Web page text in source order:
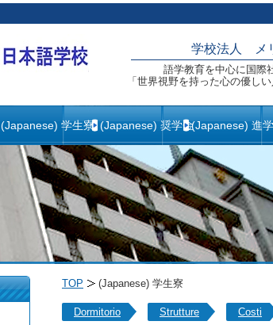
学校法人 メ
語学教育を中心に国際
「世界視野を持った心の優し
(Japanese) 学生寮 (Japanese) 奨学金(Japanese) 進
TOP (Japanese) 学生寮
Dormitorio Strutture Costi